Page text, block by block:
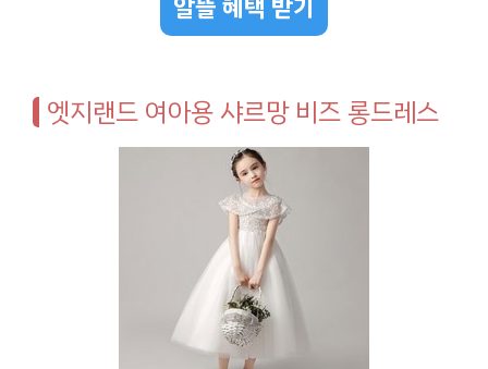
엣지랜드 여아용 샤르망 비즈 롱드레스